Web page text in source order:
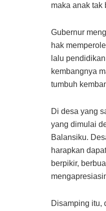
maka anak tak
Gubernur
hak
lalu
kembangnya
tumbuh
Di desa yang
yang dimulai
Balansiku.
harapkan
berpikir,
Disamping itu,